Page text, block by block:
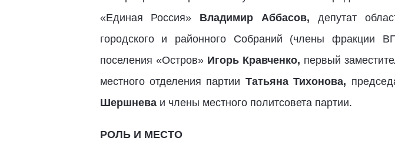
«Единая Россия» Владимир Аббасов, депутат
городского и районного Собраний (члены фракции
поселения «Остров» Игорь Кравченко, первый
местного отделения партии Татьяна Тихонова,
Шершнева и члены местного политсовета партии.
РОЛЬ И МЕСТО